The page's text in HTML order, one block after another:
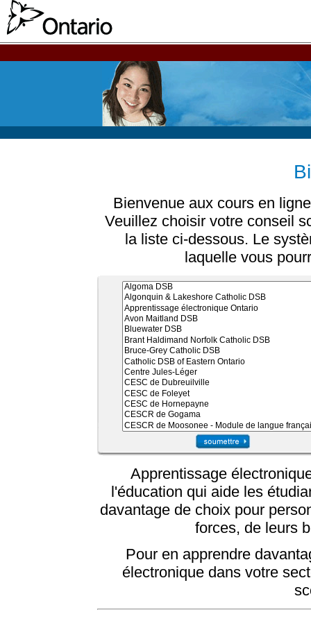
Bienvenue aux cours en
Veuillez choisir votre conseil
la liste ci-dessous. Le
laquelle vous
Apprentissage
l'éducation qui aide les
davantage de choix pour
forces, de leurs
Pour en apprendre
électronique dans votre